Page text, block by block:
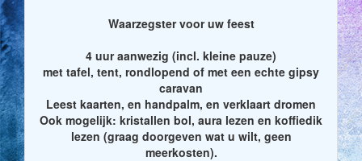
Waarzegster voor uw feest
4 uur aanwezig (incl. kleine pauze)
met tafel, tent, rondlopend of met een echte gipsy
caravan
Leest kaarten, en handpalm, en verklaart dromen
Ook mogelijk: kristallen bol, aura lezen en koffiedik
lezen (graag doorgeven wat u wilt, geen
meerkosten).